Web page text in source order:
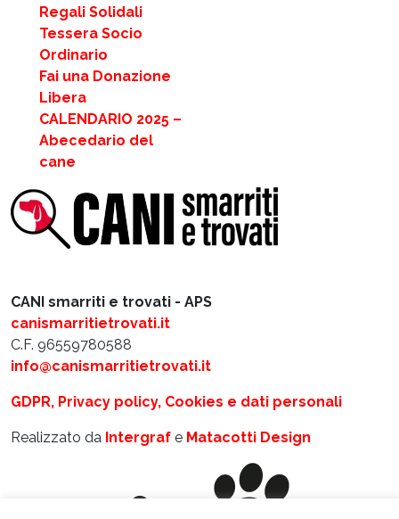
CANI smarriti e trovati - APS
canismarritietrovati.it
C.F. 96559780588
info@canismarritietrovati.it
GDPR, Privacy policy, Cookies e dati personali
Realizzato da Intergraf e Matacotti Design
Regali Solidali
Tessera Socio
Ordinario
Fai una Donazione
Libera
CALENDARIO 2025 –
Abecedario del
cane